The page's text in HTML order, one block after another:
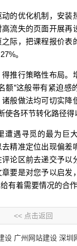
的优化机制，安装
流失的页面开展再
际，把课程报价表
。
推行策略性布局。
额”这般带有紧迫感
般做法均可切实降
使各环节转化路径得
遭遇寻觅的最为巨
精准定位出现偏差
论区前去递交予以
要是对您予以启发
有着需要情况的合作
<< 点击返回
设 广州网站建设 深圳